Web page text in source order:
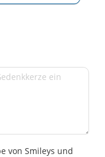
von Smileys und